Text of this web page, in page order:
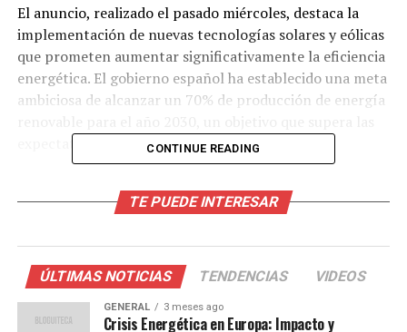
El anuncio, realizado el pasado miércoles, destaca la
implementación de nuevas tecnologías solares y eólicas
que prometen aumentar significativamente la eficiencia
energética. El gobierno español ha establecido una meta
ambiciosa de alcanzar un 70% de producción de energía
expectativas de la Unión Europea.
Contexto y Antecedentes
energías renovables, especialmente en el sector eólico.
Según datos del Ministerio para la Transición Ecológica,
en 2022, el 46% de la electricidad del país ya provenía
de fuentes renovables. Este nuevo impulso es parte de
CONTINUE READING
TE PUEDE INTERESAR
ÚLTIMAS NOTICIAS TENDENCIAS VIDEOS
GENERAL 3 meses ago
Crisis Energética en Europa: Impacto y